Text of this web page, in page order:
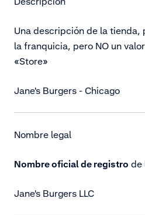
Una descripción de la tienda,
la franquicia, pero NO un
«Store»
Jane's Burgers - Chicago
Nombre legal
Nombre oficial de registro de
Jane's Burgers LLC